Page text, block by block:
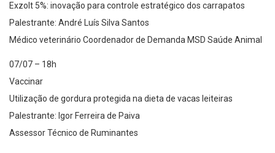
Exzolt 5%: inovação para controle estratégico dos carrapatos
Palestrante: André Luís Silva Santos
Médico veterinário Coordenador de Demanda MSD Saúde Animal
07/07 – 18h
Vaccinar
Utilização de gordura protegida na dieta de vacas leiteiras
Palestrante: Igor Ferreira de Paiva
Assessor Técnico de Ruminantes